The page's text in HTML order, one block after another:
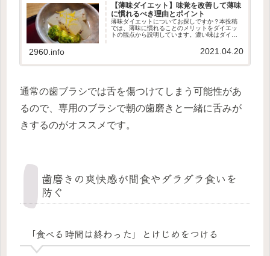
【薄味ダイエット】味覚を改善して薄味
に慣れるべき理由とポイント
薄味ダイエットについてお探しですか？本投稿
では、薄味に慣れることのメリットをダイエッ
トの観点から説明しています。濃い味はダイエ
欲が増し、ついつい食べ過ぎてしまう恐れがあ
るからです。ごはんを大盛りにし...
2960.info 2021.04.20
通常の歯ブラシでは舌を傷つけてしまう可能性があ
るので、専用のブラシで朝の歯磨きと一緒に舌みが
きするのがオススメです。
歯磨きの爽快感が間食やダラダラ食いを
防ぐ
「食べる時間は終わった」とけじめをつける